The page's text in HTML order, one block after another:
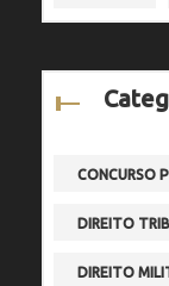
CONCURSO
DIREITO
DIREITO